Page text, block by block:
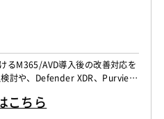
境の構築経験 ・Active Directo
るM365/AVD導入後の改善対応を
討や、Defender XDR、Purview
こちら